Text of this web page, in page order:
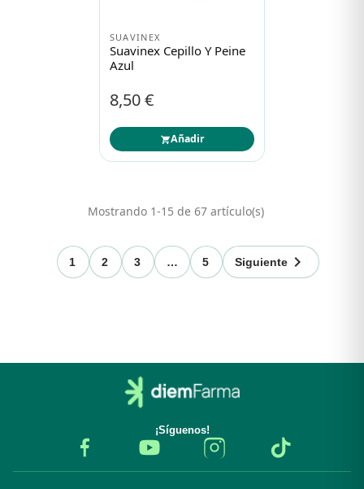
SUAVINEX
Suavinex Cepillo Y Peine
Azul
8,50 €
Añadir
Mostrando 1-15 de 67 artículo(s)
1 2 3 … 5 Siguiente 
¡Síguenos!